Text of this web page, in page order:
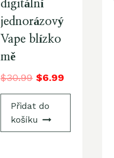
digitální
jednorázový
Vape blízko
mě
$30.99 $6.99
Přidat do
košíku